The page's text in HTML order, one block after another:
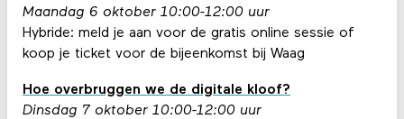
Maandag 6 oktober 10:00-12:00 uur
Hybride: meld je aan voor de gratis online sessie of
koop je ticket voor de bijeenkomst bij Waag
Hoe overbruggen we de digitale kloof?
Dinsdag 7 oktober 10:00-12:00 uur